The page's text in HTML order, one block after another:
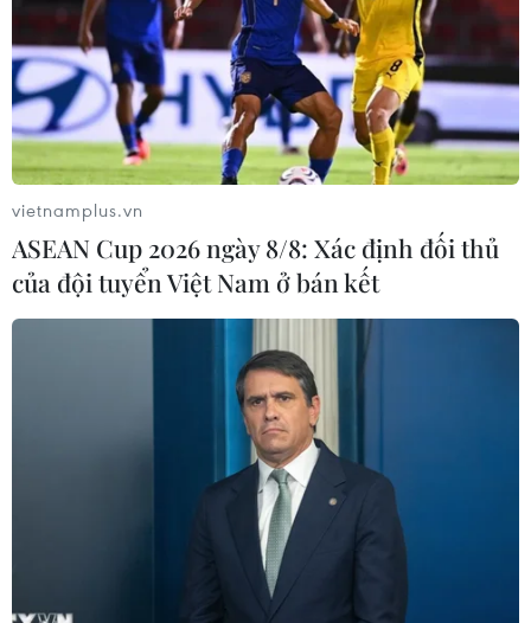
vietnamplus.vn
ASEAN Cup 2026 ngày 8/8: Xác định đối thủ
của đội tuyển Việt Nam ở bán kết